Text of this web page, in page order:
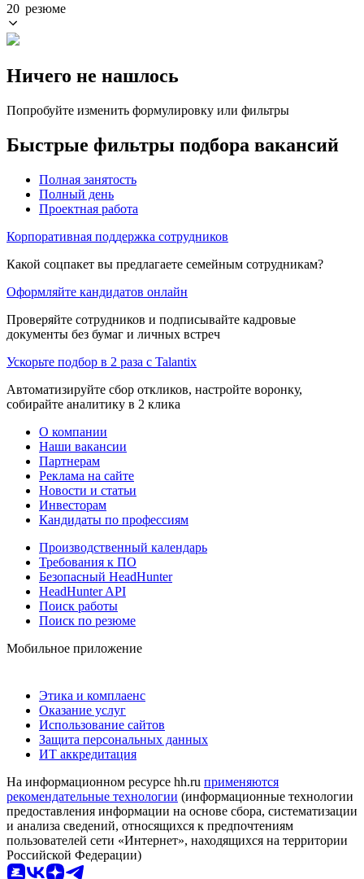
20 резюме
Ничего не нашлось
Попробуйте изменить формулировку или фильтры
Быстрые фильтры подбора вакансий
Полная занятость
Полный день
Проектная работа
Корпоративная поддержка сотрудников
Какой соцпакет вы предлагаете семейным сотрудникам?
Оформляйте кандидатов онлайн
Проверяйте сотрудников и подписывайте кадровые
документы без бумаг и личных встреч
Ускорьте подбор в 2 раза с Talantix
Автоматизируйте сбор откликов, настройте воронку,
собирайте аналитику в 2 клика
О компании
Наши вакансии
Партнерам
Реклама на сайте
Новости и статьи
Инвесторам
Кандидаты по профессиям
Производственный календарь
Требования к ПО
Безопасный HeadHunter
HeadHunter API
Поиск работы
Поиск по резюме
Мобильное приложение
Этика и комплаенс
Оказание услуг
Использование сайтов
Защита персональных данных
ИТ аккредитация
На информационном ресурсе hh.ru применяются
рекомендательные технологии (информационные технологии
предоставления информации на основе сбора, систематизации
и анализа сведений, относящихся к предпочтениям
пользователей сети «Интернет», находящихся на территории
Российской Федерации)